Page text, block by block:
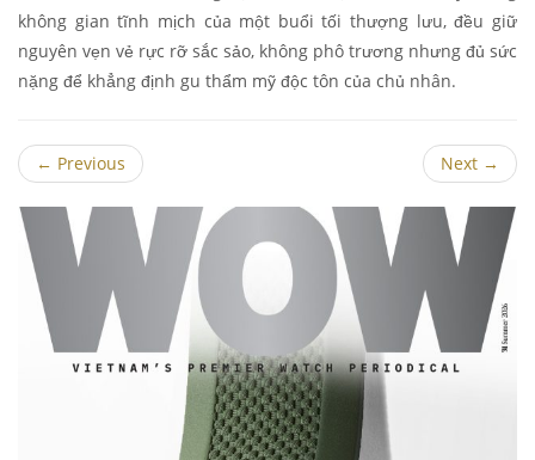
không gian tĩnh mịch của một buổi tối thượng lưu, đều giữ
nguyên vẹn vẻ rực rỡ sắc sảo, không phô trương nhưng đủ sức
nặng để khẳng định gu thẩm mỹ độc tôn của chủ nhân.
← Previous Next →